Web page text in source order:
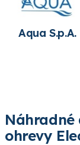
Aqua S.p.A.
ohrevy